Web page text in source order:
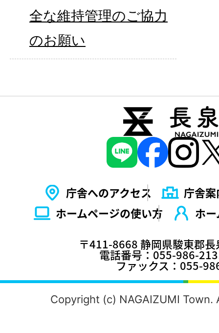
全な維持管理のご協力
のお願い
庁舎へのアクセス
庁舎案
ホームページの使い⽅
ホ
〒411-8668 静岡県駿東郡
電話番号：055-986-
ファックス：055-
Copyright (c) NAGAIZUMI Town.